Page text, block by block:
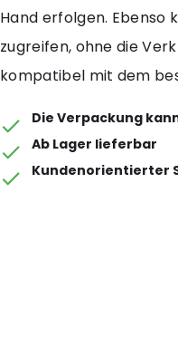
Hand erfolgen. Ebenso
zugreifen, ohne die
kompatibel mit dem
Die Verpackung
Ab Lager lieferbar
Kundenorientierter